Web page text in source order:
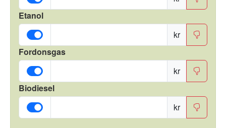
Etanol
kr
Fordonsgas
kr
Biodiesel
kr